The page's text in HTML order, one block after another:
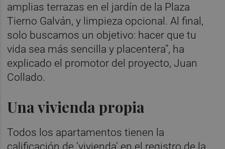
amplias terrazas en el jardín de la Plaza
Tierno Galván, y limpieza opcional. Al final,
solo buscamos un objetivo: hacer que tu
vida sea más sencilla y placentera”, ha
explicado el promotor del proyecto, Juan
Collado.
Una vivienda propia
Todos los apartamentos tienen la
calificación de ‘vivienda’ en el registro de la